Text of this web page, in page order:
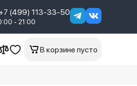
(499) 113-33-50
- 21:00
В корзине пусто